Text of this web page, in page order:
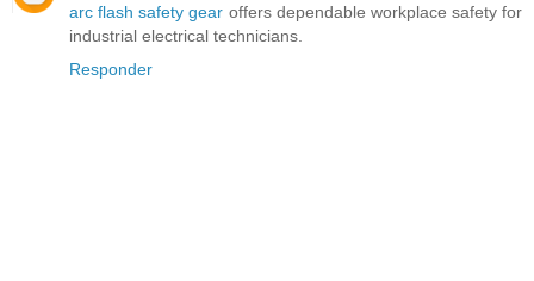
arc flash safety gear offers dependable workplace safety for
industrial electrical technicians.
Responder